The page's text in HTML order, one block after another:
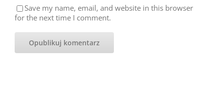
Save my name, email, and website in this browser
for the next time I comment.